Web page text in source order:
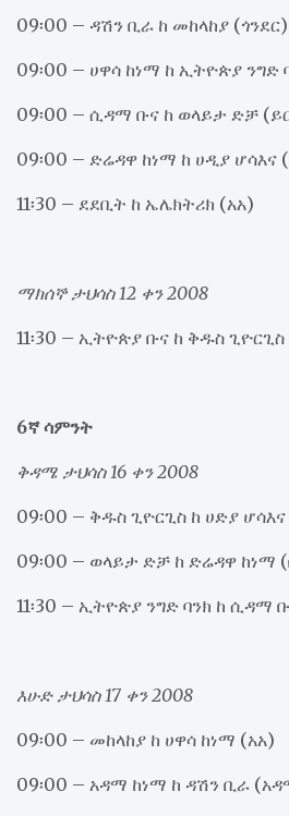
09፡00 – ዳሽን ቢራ ከ መከላከያ (ጎንደር)
09፡00 – ሀዋሳ ከነማ ከ ኢትዮጵያ ንግድ
09፡00 – ሲዳማ ቡና ከ ወላይታ ድቻ
09፡00 – ድሬዳዋ ከነማ ከ ሀዲያ ሆሳእና
11፡30 – ደደቢት ከ ኤሌክትሪክ (አአ)
ማክሰኞ ታህሳስ 12 ቀን 2008
11፡30 – ኢትዮጵያ ቡና ከ ቅዱስ ጊዮርጊስ
6ኛ ሳምንት
ቅዳሜ ታህሳስ 16 ቀን 2008
09፡00 – ቅዱስ ጊዮርጊስ ከ ሀድያ ሆሳእና
09፡00 – ወላይታ ድቻ ከ ድሬዳዋ ከነማ
11፡30 – ኢትዮጵያ ንግድ ባንክ ከ ሲዳማ
እሁድ ታህሳስ 17 ቀን 2008
09፡00 – መከላከያ ከ ሀዋሳ ከነማ (አአ)
09፡00 – አዳማ ከነማ ከ ዳሽን ቢራ